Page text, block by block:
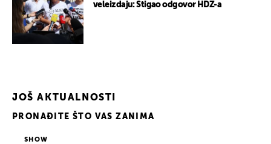
veleizdaju: Stigao odgovor HDZ-a
JOŠ AKTUALNOSTI
PRONAĐITE ŠTO VAS ZANIMA
SHOW